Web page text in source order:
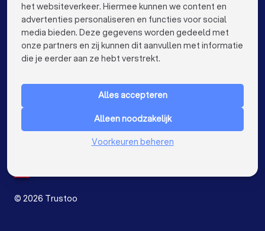
Warmtepomp installateurs in Den Haag
Warmtepomp installateurs in Utrecht
Warmtepomp installateurs in Tilburg
Warmtepomp installateurs in Groningen
Warmtepomp installateurs in Almere
VOOR PARTICULIEREN keyboard_arrow_down
Nederland
© 2026 Trustoo
het websiteverkeer. Hiermee kunnen we content en
advertenties personaliseren en functies voor social
media bieden. Deze gegevens worden gedeeld met
onze partners en zij kunnen dit aanvullen met informatie
die je eerder aan ze hebt verstrekt.
Alles accepteren
Alleen noodzakelijk
Voorkeuren beheren